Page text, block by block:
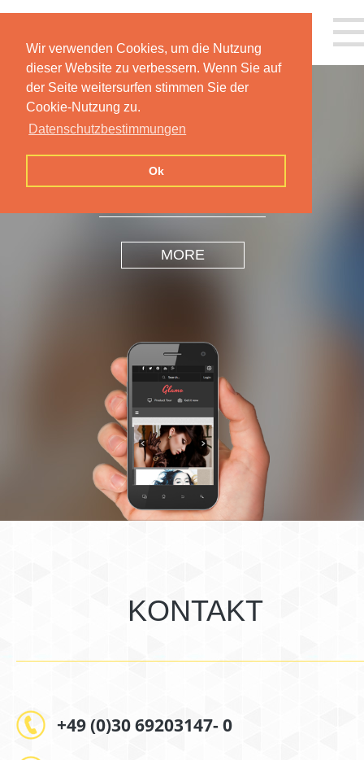
Wir verwenden Cookies, um die Nutzung
dieser Website zu verbessern. Wenn Sie auf
der Seite weitersurfen stimmen Sie der
Cookie-Nutzung zu.
Datenschutzbestimmungen
Ok
INSPIRATION
DESIGN
MORE
KONTAKT
+49 (0)30 69203147- 0